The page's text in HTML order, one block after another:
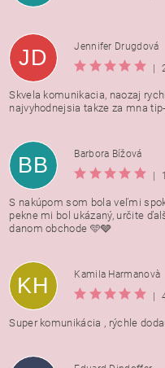
JD
Jennifer Drugdová
|
Skvela komunikacia, naozaj
najvyhodnejsia takze za mna tip-
BB
Barbora Bížová
|
S nakúpom som bola veľmi
pekne mi bol ukázaný, určite
danom obchode 🩵🩶
KH
Kamila Harmanovà
|
Super komunikácia , rýchle